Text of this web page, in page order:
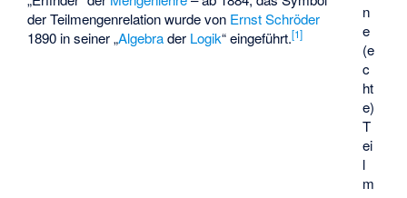
n
e
(e
c
ht
e)
T
ei
l
m
der Teilmengenrelation wurde von Ernst Schröder
1890 in seiner „Algebrader Logik“ eingeführt.[1]